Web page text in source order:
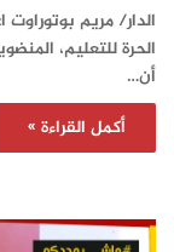
الدار/ مريم
الحرة للتعليم،
أن…
أكمل القراءة »